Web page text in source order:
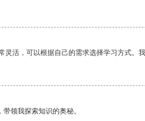
灵活，可以根据自己的需求选择学习方式。
领我探索知识的奥秘。